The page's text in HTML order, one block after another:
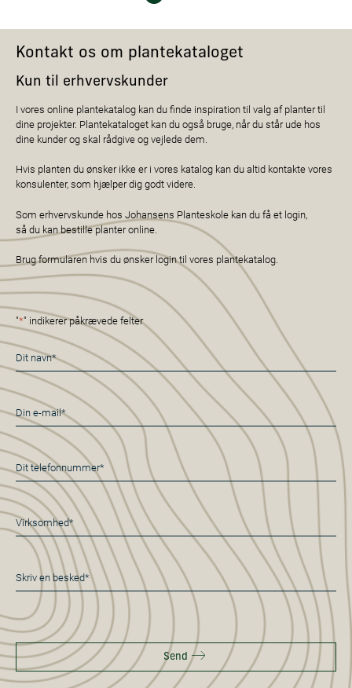
Kontakt os om plantekataloget
Kun til erhvervskunder
I vores online plantekatalog kan du finde inspiration til valg af planter til
dine projekter. Plantekataloget kan du også bruge, når du står ude hos
dine kunder og skal rådgive og vejlede dem.
Hvis planten du ønsker ikke er i vores katalog kan du altid kontakte vores
konsulenter, som hjælper dig godt videre.
Som erhvervskunde hos Johansens Planteskole kan du få et login,
så du kan bestille planter online.
Brug formularen hvis du ønsker login til vores plantekatalog.
"*" indikerer påkrævede felter
Navn
*
E-
mail
*
Telefon
*
Virksomhed*
*
Besked
*
Send